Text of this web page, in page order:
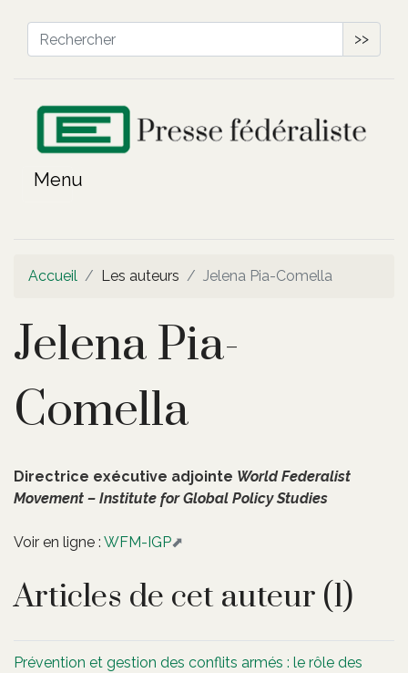
>>
Accueil Les auteurs Jelena Pia-Comella
Jelena Pia-
Comella
Directrice exécutive adjointe World Federalist
Movement – Institute for Global Policy Studies
Voir en ligne : WFM-IGP
Articles de cet auteur (1)
Prévention et gestion des conflits armés : le rôle des